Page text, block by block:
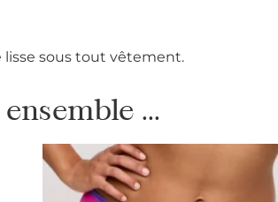
sous tout vêtement.
...